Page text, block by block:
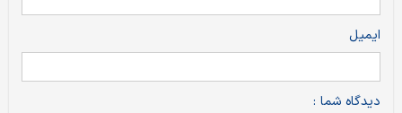
ایمیل
دیدگاه شما :